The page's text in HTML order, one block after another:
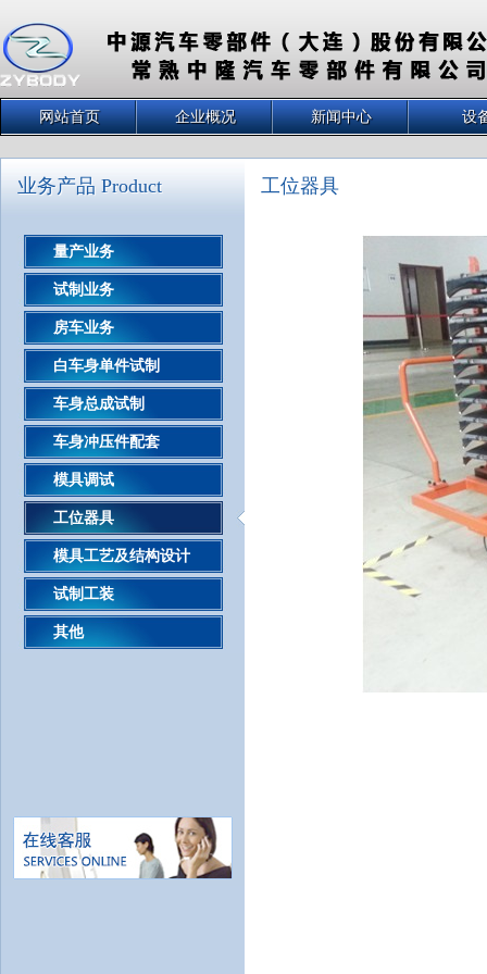
网站首页 企业概况 新闻中心 设
业务产品 Product
量产业务
试制业务
房车业务
白车身单件试制
车身总成试制
车身冲压件配套
模具调试
工位器具
模具工艺及结构设计
试制工装
其他
工位器具